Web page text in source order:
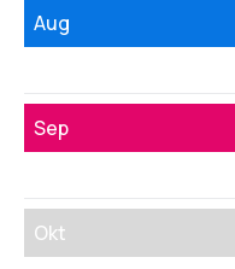
Aug
Sep
Okt